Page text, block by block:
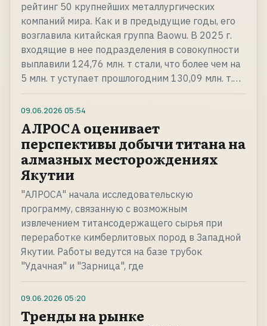
рейтинг 50 крупнейших металлургических
компаний мира. Как и в предыдущие годы, его
возглавила китайская группа Baowu. В 2025 г.
входящие в нее подразделения в совокупности
выплавили 124,76 млн. т стали, что более чем на
5 млн. т уступает прошлогодним 130,09 млн. т.…
09.06.2026 05:54
АЛРОСА оценивает
перспективы добычи титана на
алмазных месторождениях
Якутии
"АЛРОСА" начала исследовательскую
программу, связанную с возможным
извлечением титансодержащего сырья при
переработке кимберлитовых пород в Западной
Якутии. Работы ведутся на базе трубок
"Удачная" и "Зарница", где
09.06.2026 05:20
Тренды на рынке